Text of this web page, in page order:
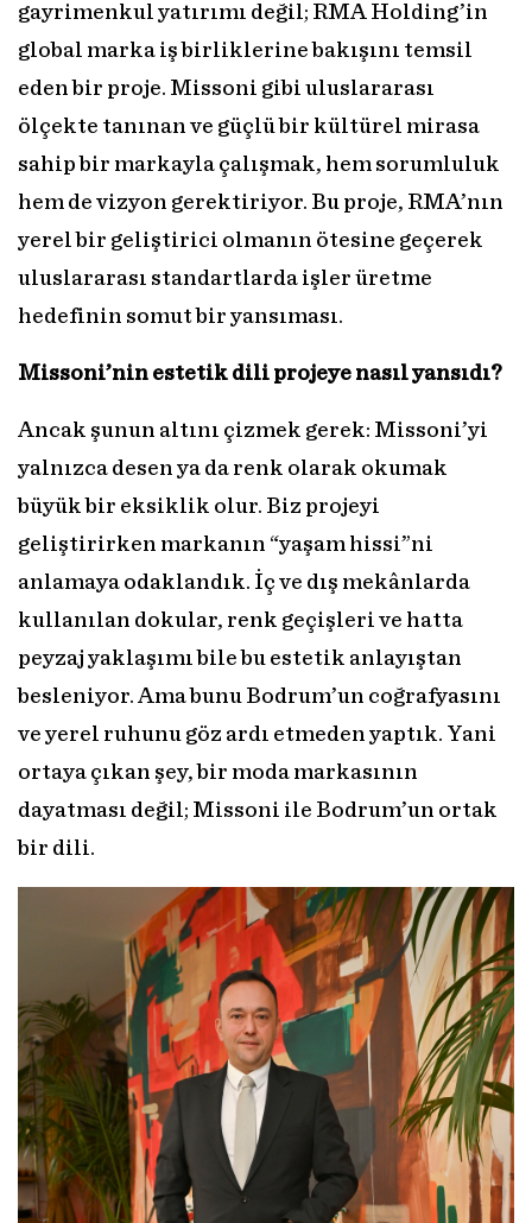
gayrimenkul yatırımı değil; RMA Holding’in
global marka iş birliklerine bakışını temsil
eden bir proje. Missoni gibi uluslararası
ölçekte tanınan ve güçlü bir kültürel mirasa
sahip bir markayla çalışmak, hem sorumluluk
hem de vizyon gerektiriyor. Bu proje, RMA’nın
yerel bir geliştirici olmanın ötesine geçerek
uluslararası standartlarda işler üretme
hedefinin somut bir yansıması.
Missoni’nin estetik dili projeye nasıl yansıdı?
Ancak şunun altını çizmek gerek: Missoni’yi
yalnızca desen ya da renk olarak okumak
büyük bir eksiklik olur. Biz projeyi
geliştirirken markanın “yaşam hissi”ni
anlamaya odaklandık. İç ve dış mekânlarda
kullanılan dokular, renk geçişleri ve hatta
peyzaj yaklaşımı bile bu estetik anlayıştan
besleniyor. Ama bunu Bodrum’un coğrafyasını
ve yerel ruhunu göz ardı etmeden yaptık. Yani
ortaya çıkan şey, bir moda markasının
dayatması değil; Missoni ile Bodrum’un ortak
bir dili.